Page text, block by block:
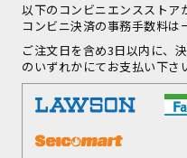
以下のコンビニエンスストア
コンビニ決済の事務手数料は
ご注文日を含め3日以内に、
のいずれかにてお支払い下さ